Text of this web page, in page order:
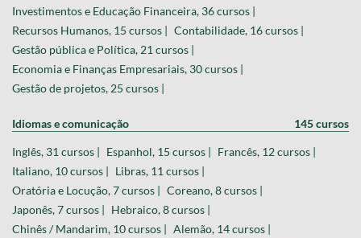
Investimentos e Educação Financeira, 36 cursos |
Recursos Humanos, 15 cursos | Contabilidade, 16 cursos |
Gestão pública e Política, 21 cursos |
Economia e Finanças Empresariais, 30 cursos |
Gestão de projetos, 25 cursos |
Idiomas e comunicação 145 cursos
Inglês, 31 cursos | Espanhol, 15 cursos | Francês, 12 cursos |
Italiano, 10 cursos | Libras, 11 cursos |
Oratória e Locução, 7 cursos | Coreano, 8 cursos |
Japonês, 7 cursos | Hebraico, 8 cursos |
Chinês / Mandarim, 10 cursos | Alemão, 14 cursos |